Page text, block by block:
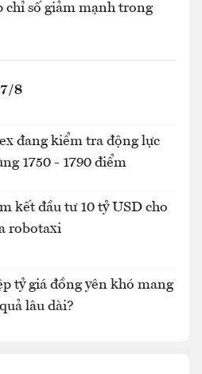
chỉ số giảm mạnh trong
8
đang kiểm tra động lực
1750 - 1790 điểm
kết đầu tư 10 tỷ USD cho
robotaxi
tỷ giá đồng yên khó mang
lâu dài?